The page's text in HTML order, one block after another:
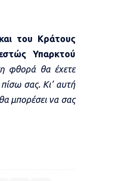
του Κράτους
Υπαρκτού
φθορά θα έχετε
σας. Κι’ αυτή
μπορέσει να σας